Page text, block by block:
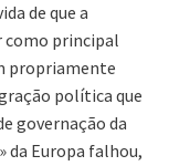
de que a
como principal
propriamente
política que
governação da
da Europa falhou,